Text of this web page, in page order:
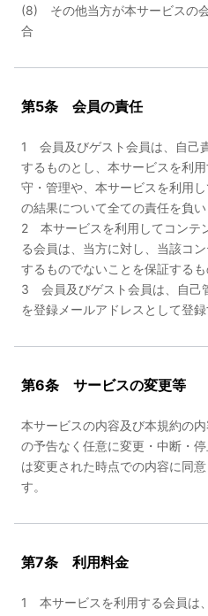
(8) その他当方が本サービスの
合
第5条 会員の責任
1 会員及びゲスト会員は、自己
するものとし、本サービスを利
守・管理や、本サービスを利用
の結果について全ての責任を負い
2 本サービスを利用してコンテ
る会員は、当方に対し、当該コ
するものでないことを保証するも
3 会員及びゲスト会員は、自己
を登録メールアドレスとして登録
第6条 サービスの変更等
本サービスの内容及び本規約の
の予告なく任意に変更・中断・
は変更された時点での内容に同
す。
第7条 利用料金
1 本サービスを利用する会員は